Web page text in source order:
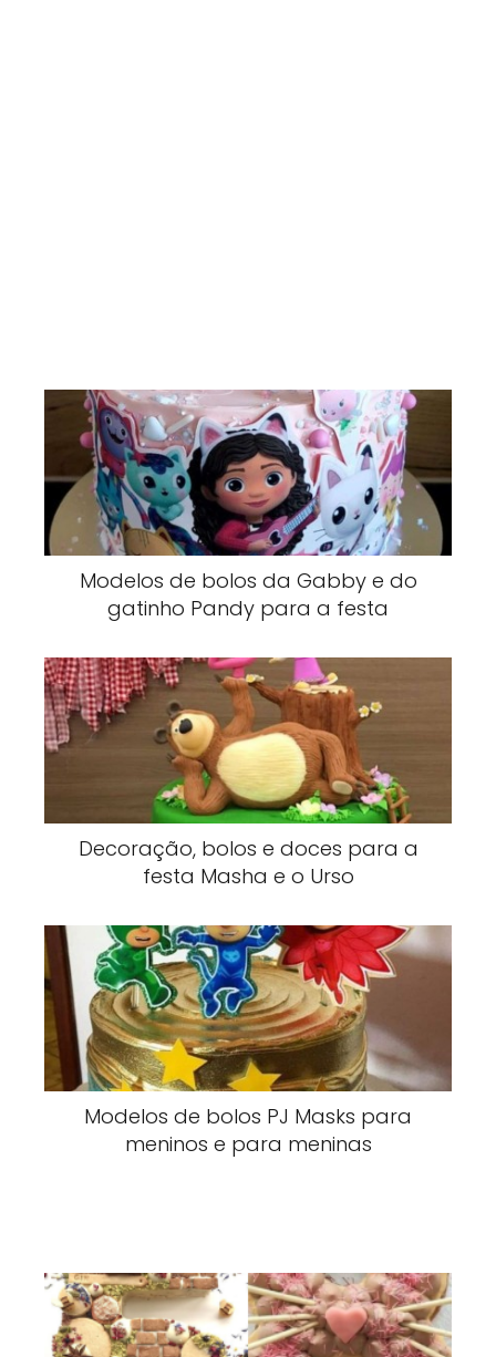
Modelos de bolos da Gabby e do
gatinho Pandy para a festa
Decoração, bolos e doces para a
festa Masha e o Urso
Modelos de bolos PJ Masks para
meninos e para meninas